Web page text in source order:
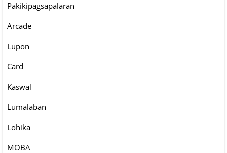
Pakikipagsapalaran
Arcade
Lupon
Card
Kaswal
Lumalaban
Lohika
MOBA